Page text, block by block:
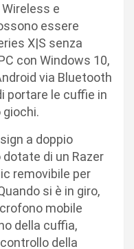
e
essere
X|S senza
con Windows 10,
via Bluetooth
portare le cuffie in
a doppio
di un Razer
removibile per
si è in giro,
mobile
della cuffia,
della